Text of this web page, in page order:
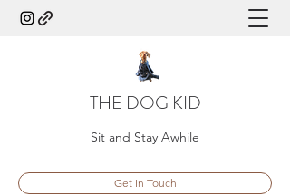
THE DOG KID
Sit and Stay Awhile
Get In Touch